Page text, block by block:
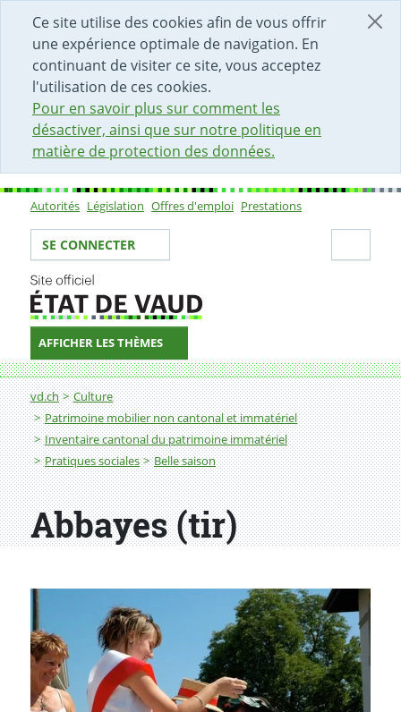
Ce site utilise des cookies afin de vous offrir
une expérience optimale de navigation. En
continuant de visiter ce site, vous acceptez
l'utilisation de ces cookies.
Pour en savoir plus sur comment les
désactiver, ainsi que sur notre politique en
matière de protection des données.
DÉBUT DU CONTENU DE LA PAGE
ACCÈS AU CHAMP DE RECHERCHE
PAGE D'ACCUEIL
FORMULAIRE DE CONTACT
Sous-navigation
Autorités Législation Offres d'emploi Prestations
Votre identité
SE CONNECTER
AFFICHER LES THÈMES
Fil d'Ariane
vd.ch
Culture
Patrimoine mobilier non cantonal et immatériel
Inventaire cantonal du patrimoine immatériel
Pratiques sociales
Belle saison
Abbayes (tir)
Abbayes (tir)